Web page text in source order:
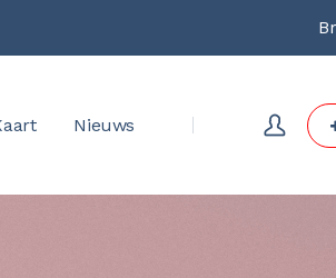
Nieuws